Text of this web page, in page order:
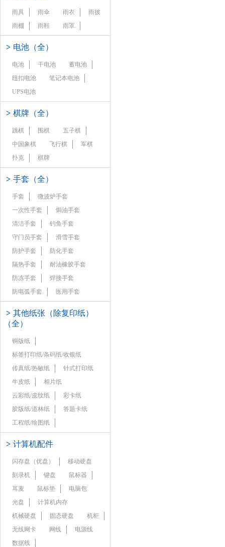
雨具 雨伞 雨衣
雨披
雨棚
雨鞋 雨罩
> 电池（全）
电池 干电池
蓄电池
纽扣电池
笔记本电池
UPS电池
> 棋牌（全）
跳棋 围棋
五子棋
中国象棋
飞行棋
军棋
扑克
棋牌
> 手套（全）
手套
微波炉手套
一次性手套
焗油手套
清洁手套
钓鱼手套
守门员手套
滑雪手套
防护手套
防化手套
隔热手套
耐油橡胶手套
防冻手套
焊接手套
防电弧手套
医用手套
> 其他纸张（除复印纸）
（全）
铜版纸
标签打印纸/条码纸/收银纸
传真纸/热敏纸
针式打印纸
牛皮纸
相片纸
云彩纸/皮纹纸
彩卡纸
胶版纸/道林纸
答题卡纸
工程纸/绘图纸
> 计算机配件
闪存盘（优盘）
移动硬盘
刻录机
键盘
鼠标器
耳麦
鼠标垫
电脑包
光盘
计算机内存
机械硬盘
固态硬盘
机柜
无线网卡
网线
电源线
数据线